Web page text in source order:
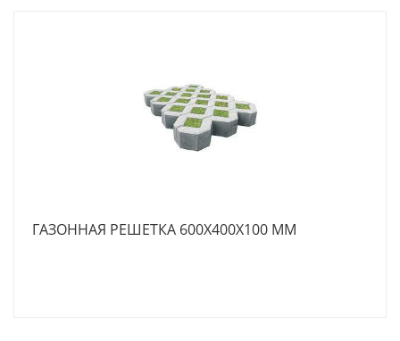
ГАЗОННАЯ РЕШЕТКА 600X400X100 ММ